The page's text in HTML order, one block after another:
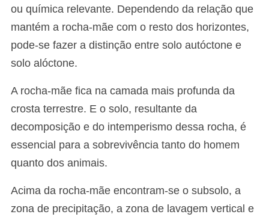
ou química relevante. Dependendo da relação que
mantém a rocha-mãe com o resto dos horizontes,
pode-se fazer a distinção entre solo autóctone e
solo alóctone.
A rocha-mãe fica na camada mais profunda da
crosta terrestre. E o solo, resultante da
decomposição e do intemperismo dessa rocha, é
essencial para a sobrevivência tanto do homem
quanto dos animais.
Acima da rocha-mãe encontram-se o subsolo, a
zona de precipitação, a zona de lavagem vertical e